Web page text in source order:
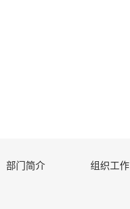
部门简介 组织工作